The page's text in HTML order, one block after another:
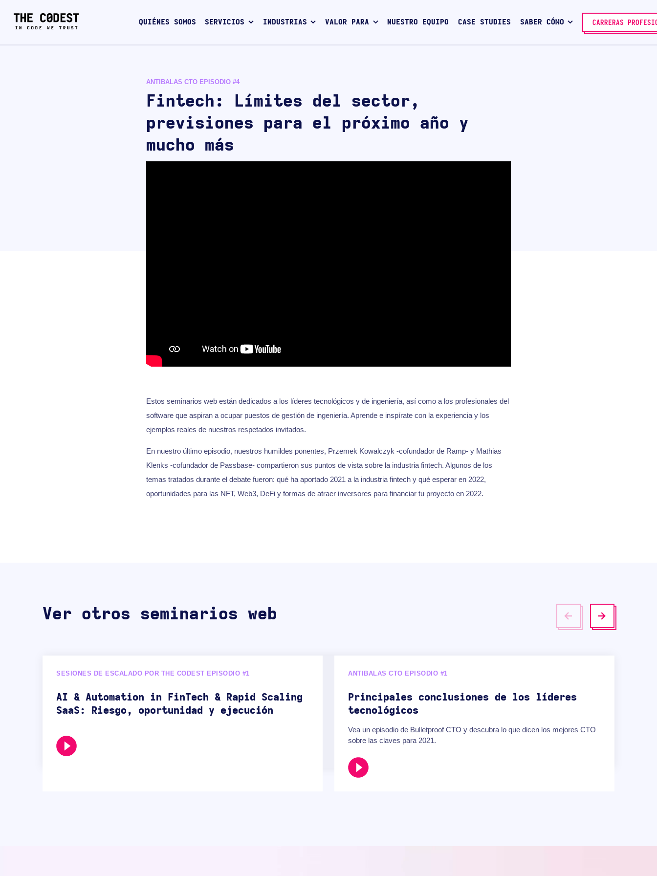
QUIÉNES SOMOS SERVICIOS INDUSTRIAS VALOR PARA NUESTRO EQUIPO CASE STUDIES SABER CÓMO CARRERAS
ANTIBALAS CTO EPISODIO #4
Fintech: Límites del sector,
previsiones para el próximo año y
mucho más
Estos seminarios web están dedicados a los líderes tecnológicos y de ingeniería, así como a los profesionales del
software que aspiran a ocupar puestos de gestión de ingeniería. Aprende e inspírate con la experiencia y los
ejemplos reales de nuestros respetados invitados.
En nuestro último episodio, nuestros humildes ponentes, Przemek Kowalczyk -cofundador de Ramp- y Mathias
Klenks -cofundador de Passbase- compartieron sus puntos de vista sobre la industria fintech. Algunos de los
temas tratados durante el debate fueron: qué ha aportado 2021 a la industria fintech y qué esperar en 2022,
oportunidades para las NFT, Web3, DeFi y formas de atraer inversores para financiar tu proyecto en 2022.
Ver otros seminarios web
SESIONES DE ESCALADO POR THE CODEST EPISODIO #1
AI & Automation in FinTech & Rapid Scaling
SaaS: Riesgo, oportunidad y ejecución
ANTIBALAS CTO EPISODIO #1
Principales conclusiones de los líderes
tecnológicos
Vea un episodio de Bulletproof CTO y descubra lo que dicen los mejores CTO
sobre las claves para 2021.